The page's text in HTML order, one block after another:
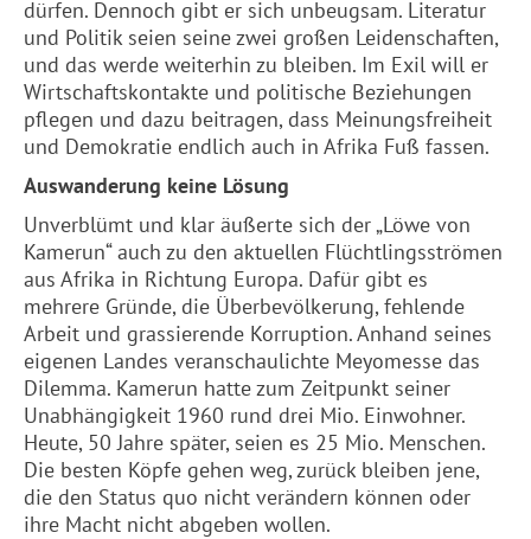
dürfen. Dennoch gibt er sich unbeugsam. Literatur
und Politik seien seine zwei großen Leidenschaften,
und das werde weiterhin zu bleiben. Im Exil will er
Wirtschaftskontakte und politische Beziehungen
pflegen und dazu beitragen, dass Meinungsfreiheit
und Demokratie endlich auch in Afrika Fuß fassen.
Auswanderung keine Lösung
Unverblümt und klar äußerte sich der „Löwe von
Kamerun“ auch zu den aktuellen Flüchtlingsströmen
aus Afrika in Richtung Europa. Dafür gibt es
mehrere Gründe, die Überbevölkerung, fehlende
Arbeit und grassierende Korruption. Anhand seines
eigenen Landes veranschaulichte Meyomesse das
Dilemma. Kamerun hatte zum Zeitpunkt seiner
Unabhängigkeit 1960 rund drei Mio. Einwohner.
Heute, 50 Jahre später, seien es 25 Mio. Menschen.
Die besten Köpfe gehen weg, zurück bleiben jene,
die den Status quo nicht verändern können oder
ihre Macht nicht abgeben wollen.